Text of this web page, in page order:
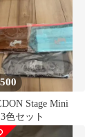
Stage Mini
色セット